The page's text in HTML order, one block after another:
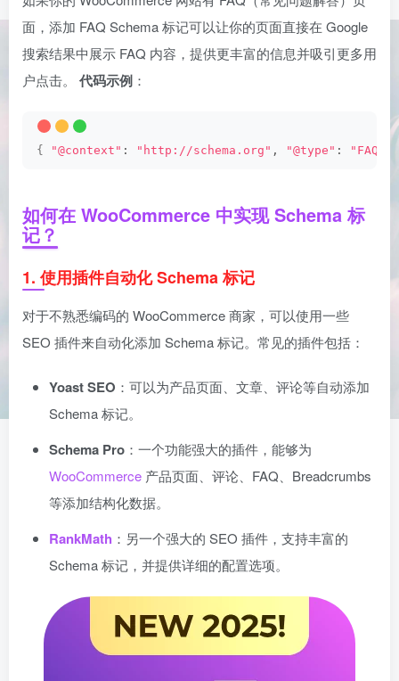
面，添加 FAQ Schema 标记可以让你的页面直接在 Google
搜索结果中展示 FAQ 内容，提供更丰富的信息并吸引更多用
户点击。 代码示例 ：
{ "@context" : "http://schema.org" , "@type" :
如何在 WooCommerce 中实现 Schema 标
记？
1. 使用插件自动化 Schema 标记
对于不熟悉编码的 WooCommerce 商家，可以使用一些
SEO 插件来自动化添加 Schema 标记。常见的插件包括：
Yoast SEO ：可以为产品页面、文章、评论等自动添加
Schema 标记。
Schema Pro ：一个功能强大的插件，能够为
WooCommerce 产品页面、评论、FAQ、Breadcrumbs
等添加结构化数据。
RankMath ：另一个强大的 SEO 插件，支持丰富的
Schema 标记，并提供详细的配置选项。